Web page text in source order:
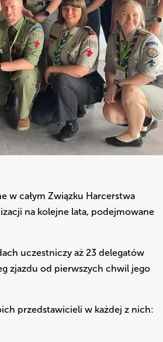
w całym Związku Harcerstwa
na kolejne lata, podejmowane
uczestniczy aż 23 delegatów
zjazdu od pierwszych chwil jego
przedstawicieli w każdej z nich: